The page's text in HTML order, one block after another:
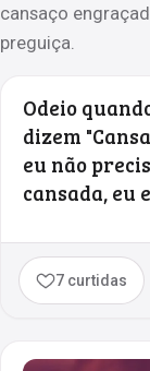
cansaço
preguiça.
Odeio
dizem
eu não
cansada, eu
7 curtidas